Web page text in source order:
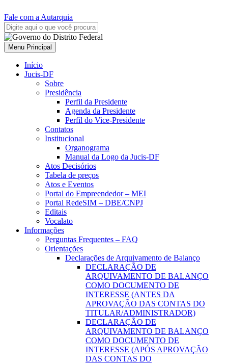
Fale com a Autarquia
Menu Principal
Início
Jucis-DF
Sobre
Presidência
Perfil da Presidente
Agenda da Presidente
Perfil do Vice-Presidente
Contatos
Institucional
Organograma
Manual da Logo da Jucis-DF
Atos Decisórios
Tabela de preços
Atos e Eventos
Portal do Empreendedor – MEI
Portal RedeSIM – DBE/CNPJ
Editais
Vocalato
Informações
Perguntas Frequentes – FAQ
Orientações
Declarações de Arquivamento de Balanço
DECLARAÇÃO DE
ARQUIVAMENTO DE BALANÇO
COMO DOCUMENTO DE
INTERESSE (ANTES DA
APROVAÇÃO DAS CONTAS DO
TITULAR/ADMINISTRADOR)
DECLARAÇÃO DE
ARQUIVAMENTO DE BALANÇO
COMO DOCUMENTO DE
INTERESSE (APÓS APROVAÇÃO
DAS CONTAS DO